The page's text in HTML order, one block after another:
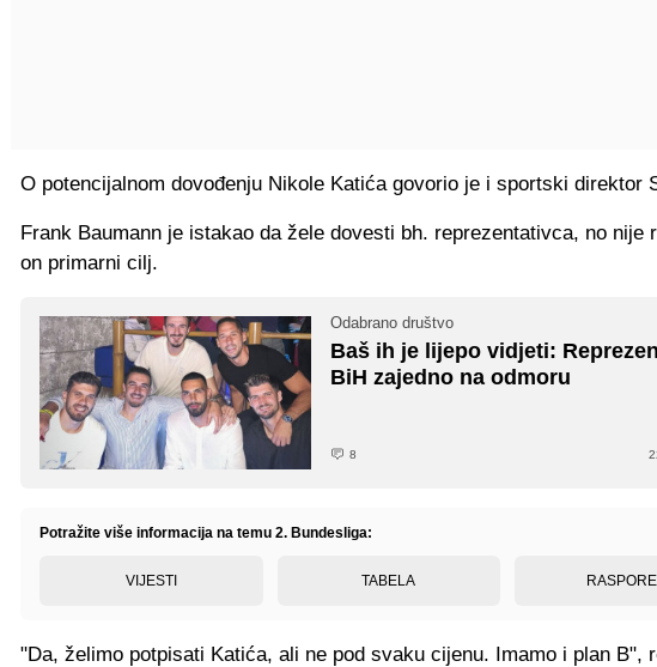
O potencijalnom dovođenju Nikole Katića govorio je i sportski direktor
Frank Baumann je istakao da žele dovesti bh. reprezentativca, no nije
on primarni cilj.
Odabrano društvo
Baš ih je lijepo vidjeti:
BiH zajedno na odmoru
8
Potražite više informacija na temu 2. Bundesliga:
VIJESTI TABELA
"Da, želimo potpisati Katića, ali ne pod svaku cijenu. Imamo i plan B",